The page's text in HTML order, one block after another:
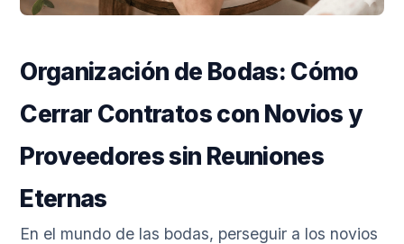
Organización de Bodas: Cómo
Cerrar Contratos con Novios y
Proveedores sin Reuniones
Eternas
En el mundo de las bodas, perseguir a los novios